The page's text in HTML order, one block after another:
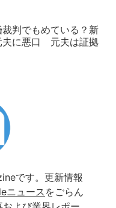
判でもめている？新
夫に悪口 元夫は証拠
です。更新情報
ニュース をごらん